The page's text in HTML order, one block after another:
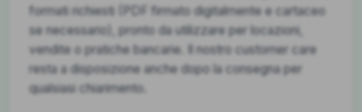
formati richiesti (PDF firmato digitalmente e cartaceo
se necessario), pronto da utilizzare per locazioni,
vendite o pratiche bancarie. Il nostro customer care
resta a disposizione anche dopo la consegna per
qualsiasi chiarimento.